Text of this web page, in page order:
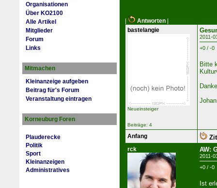
Organisationen
Über KO2100
Alle Artikel
Mitglieder
Forum
Links
Mitmachen
Kleinanzeige aufgeben
Beitrag für's Forum
Veranstaltung eintragen
Korneuburg Foren
Plauderecke
Politik
Sport
Kleinanzeigen
Administratives
Antworten
bastelangie
Neueinsteiger
Beiträge: 4
2011-
+0 / -0
Bitte
Danke
Anfang
rck AW:
2011-
+0 / -0
Ist